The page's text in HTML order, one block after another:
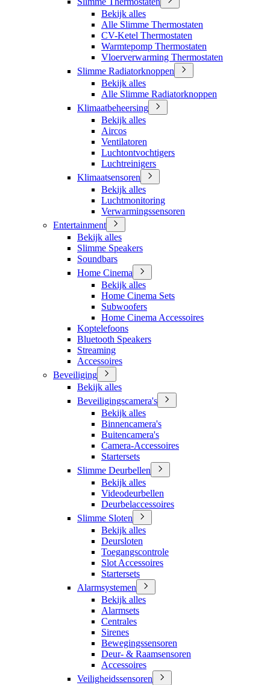
Bekijk alles
Alle Slimme Thermostaten
CV-Ketel Thermostaten
Warmtepomp Thermostaten
Vloerverwarming Thermostaten
Slimme Radiatorknoppen
Bekijk alles
Alle Slimme Radiatorknoppen
Klimaatbeheersing
Bekijk alles
Aircos
Ventilatoren
Luchtontvochtigers
Luchtreinigers
Klimaatsensoren
Bekijk alles
Luchtmonitoring
Verwarmingssensoren
Entertainment
Bekijk alles
Slimme Speakers
Soundbars
Home Cinema
Bekijk alles
Home Cinema Sets
Subwoofers
Home Cinema Accessoires
Koptelefoons
Bluetooth Speakers
Streaming
Accessoires
Beveiliging
Bekijk alles
Beveiligingscamera's
Bekijk alles
Binnencamera's
Buitencamera's
Camera-Accessoires
Startersets
Slimme Deurbellen
Bekijk alles
Videodeurbellen
Deurbelaccessoires
Slimme Sloten
Bekijk alles
Deursloten
Toegangscontrole
Slot Accessoires
Startersets
Alarmsystemen
Bekijk alles
Alarmsets
Centrales
Sirenes
Bewegingssensoren
Deur- & Raamsensoren
Accessoires
Veiligheidssensoren